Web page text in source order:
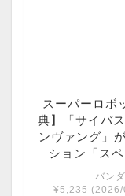
スーパーロボ
典】「サイバ
ンヴァング」
ション「ス
バン
¥5,235